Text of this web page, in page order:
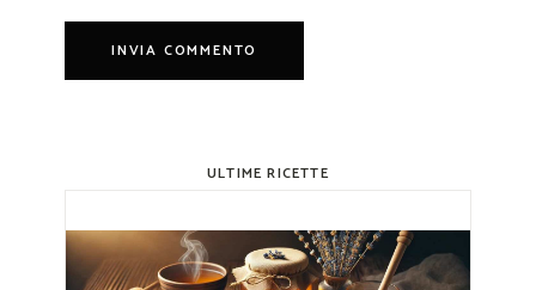
ULTIME RICETTE